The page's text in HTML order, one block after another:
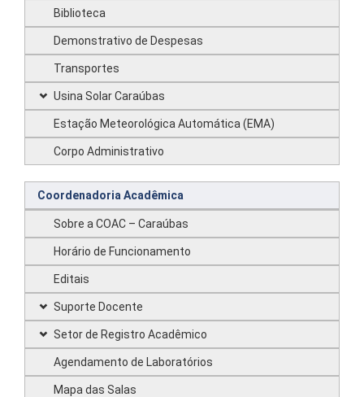
Biblioteca
Demonstrativo de Despesas
Transportes
Usina Solar Caraúbas
Estação Meteorológica Automática (EMA)
Corpo Administrativo
Coordenadoria Acadêmica
Sobre a COAC – Caraúbas
Horário de Funcionamento
Editais
Suporte Docente
Setor de Registro Acadêmico
Agendamento de Laboratórios
Mapa das Salas